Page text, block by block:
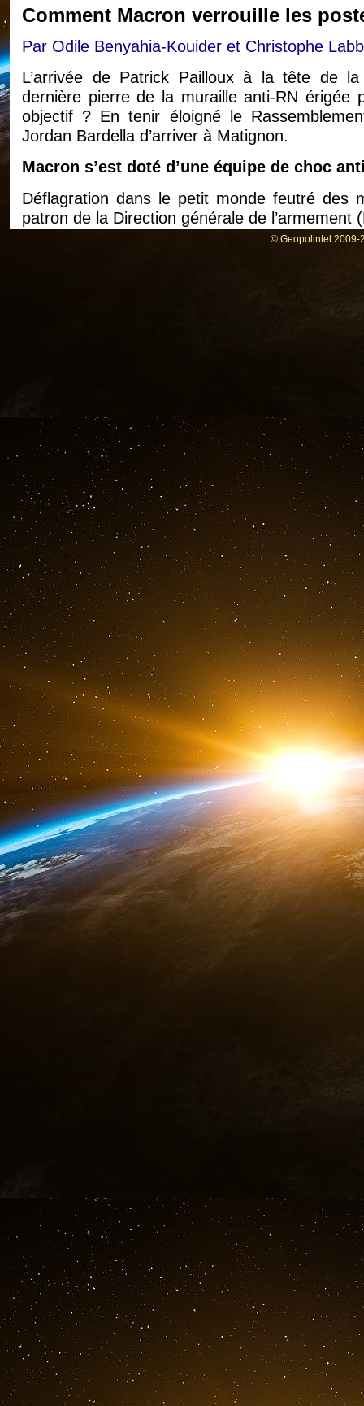
Comment Macron verrouille les
Par Odile Benyahia-Kouider et Christophe
L’arrivée de Patrick Pailloux à la tête de
dernière pierre de la muraille anti-RN érigée
objectif ? En tenir éloigné le
Jordan Bardella d’arriver à Matignon.
Macron s’est doté d’une équipe de choc
Déflagration dans le petit monde feutré des
patron de la Direction générale de l’armement
Matignon lui reprochent d’avoir tardé à
Avec la nommination de Patrick Pailloux,
dans la Défense. La loi de programmation
milliards d’euros en 2025, puis de 3,5
entreprises et concerne 220 000 emplois.
avec l’industrie, avec en point de mire la
l’Europe.
Une fois de plus, Macron nomme un fou
France vers une économie de guerre.
© Geopolintel 2009-